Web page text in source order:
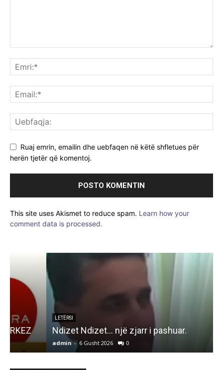
Ruaj emrin, emailin dhe uebfaqen në këtë shfletues për
herën tjetër që komentoj.
This site uses Akismet to reduce spam. Learn how your
comment data is processed.
LETËRSI
Ndizet Ndizet… një zjarr i pashuar.
admin - 6 Gusht 2026 0